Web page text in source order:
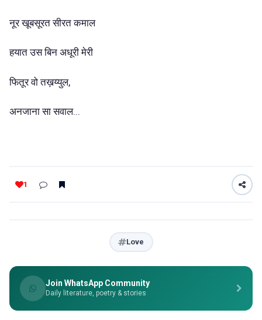
नूर खूबसूरत सीरत कमाल
हयात उस बिन अधूरी मेरी
फितूर वो तख़य्युल,
अनजाना सा सवाल...
1
Love
Join WhatsApp Community
Daily literature, poetry & stories